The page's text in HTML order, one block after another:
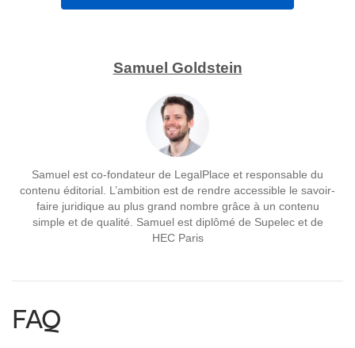
Samuel Goldstein
Samuel est co-fondateur de LegalPlace et responsable du
contenu éditorial. L’ambition est de rendre accessible le savoir-
faire juridique au plus grand nombre grâce à un contenu
simple et de qualité. Samuel est diplômé de Supelec et de
HEC Paris
FAQ